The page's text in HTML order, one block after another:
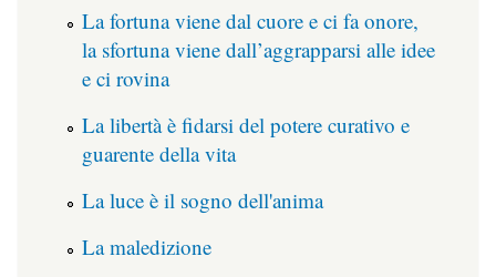
La fortuna viene dal cuore e ci fa onore,
la sfortuna viene dall’aggrapparsi alle idee
e ci rovina
La libertà è fidarsi del potere curativo e
guarente della vita
La luce è il sogno dell'anima
La maledizione